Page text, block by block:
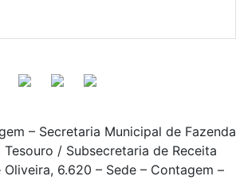
– Secretaria Municipal de Fazenda
/ Subsecretaria de Receita
6.620 – Sede – Contagem –